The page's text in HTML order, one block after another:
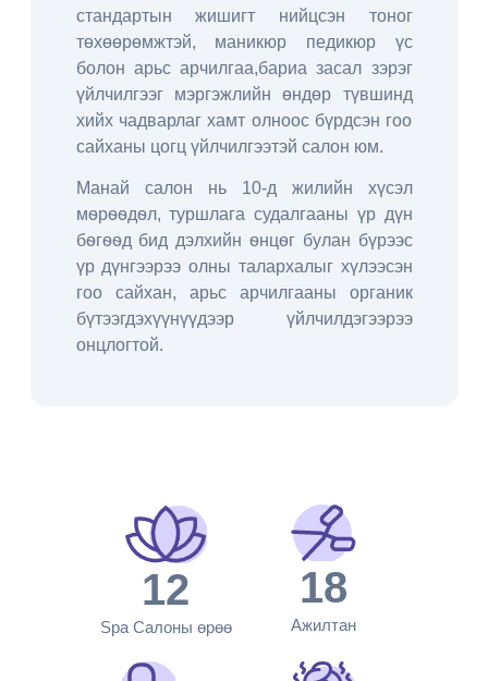
стандартын жишигт нийцсэн тоног
төхөөрөмжтэй, маникюр педикюр үс
болон арьс арчилгаа,бариа засал зэрэг
үйлчилгээг мэргэжлийн өндөр түвшинд
хийх чадварлаг хамт олноос бүрдсэн гоо
сайханы цогц үйлчилгээтэй салон юм.
Манай салон нь 10-д жилийн хүсэл
мѳрѳѳдѳл, туршлага судалгааны үр дүн
бѳгѳѳд бид дэлхийн ѳнцѳг булан бүрээс
үр дүнгээрээ олны талархалыг хүлээсэн
гоо сайхан, арьс арчилгааны органик
бүтээгдэхүүнүүдээр үйлчилдэгээрээ
онцлогтой.
12
Spa Салоны өрөө
18
Ажилтан